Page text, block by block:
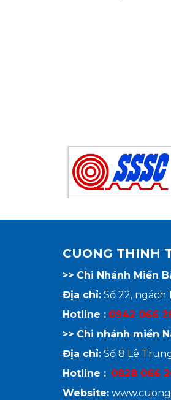
CUONG THINH
>> Chi Nhánh Miền
Địa chỉ: Số 22, ngách
Hotline : 0942 066
>> Chi nhánh miền
Địa chỉ: Số 8 Lê
Hotline : 0828 066
Website: